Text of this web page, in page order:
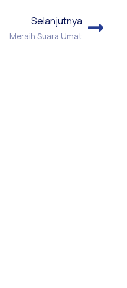
Selanjutnya
Meraih Suara Umat